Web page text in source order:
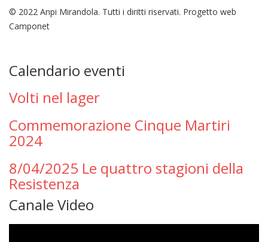
© 2022 Anpi Mirandola. Tutti i diritti riservati. Progetto web
Camponet
Calendario eventi
Volti nel lager
Commemorazione Cinque Martiri
2024
8/04/2025 Le quattro stagioni della
Resistenza
Canale Video